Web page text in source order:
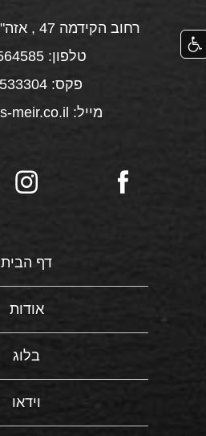
רחוב הקידמה 47 , אזה"ת צפוני אשדוד
טלפון: 08-8564585
פקס: 08-8533304
מייל: office@s-meir.co.il
דף הבית
אודות
בלוג
וידאו